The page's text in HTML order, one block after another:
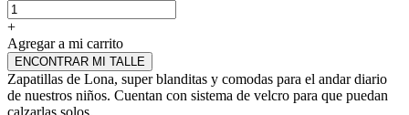
+
Agregar a mi carrito
ENCONTRAR MI TALLE
Zapatillas de Lona, super blanditas y comodas para el andar diario
de nuestros niños. Cuentan con sistema de velcro para que puedan
calzarlas solos.